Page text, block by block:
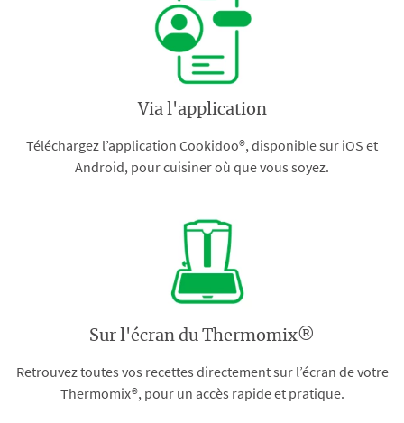
Via l'application
Téléchargez l’application Cookidoo®, disponible sur iOS et
Android, pour cuisiner où que vous soyez.
Sur l'écran du Thermomix®
Retrouvez toutes vos recettes directement sur l’écran de votre
Thermomix®, pour un accès rapide et pratique.